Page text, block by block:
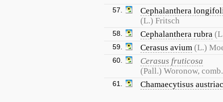
57.
Cephalanthera
(L.) Fritsch
58. Cephalanthera rubra
59. Cerasus avium (L.)
60.
Cerasus fruticosa
(Pall.) Woronow,
61. Chamaecytisus